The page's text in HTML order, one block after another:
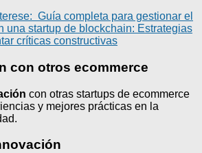
Guía completa para gestionar el
una startup de blockchain: Estrategias
críticas constructivas
con otros ecommerce
con otras startups de ecommerce
y mejores prácticas en la